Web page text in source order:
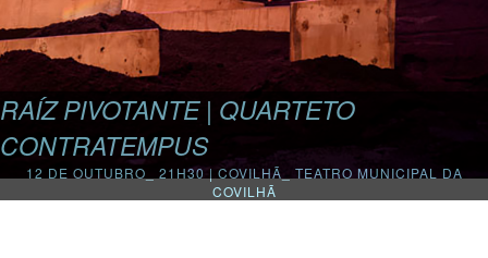
RAÍZ PIVOTANTE | QUARTETO
CONTRATEMPUS
12 DE OUTUBRO_ 21H30 | COVILHÃ_ TEATRO MUNICIPAL DA
COVILHÃ